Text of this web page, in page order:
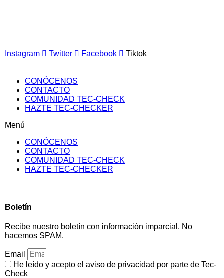
Instagram Twitter Facebook Tiktok
CONÓCENOS
CONTACTO
COMUNIDAD TEC-CHECK
HAZTE TEC-CHECKER
Menú
CONÓCENOS
CONTACTO
COMUNIDAD TEC-CHECK
HAZTE TEC-CHECKER
Boletín
Recibe nuestro boletín con información imparcial. No
hacemos SPAM.
Email
He leído y acepto el aviso de privacidad por parte de Tec-
Check